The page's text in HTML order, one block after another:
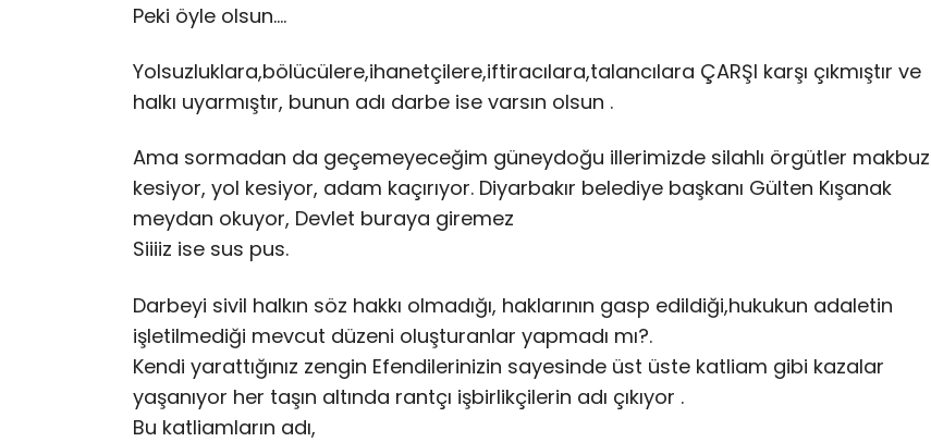
Peki öyle olsun….
Yolsuzluklara,bölücülere,ihanetçilere,iftiracılara,talancılara ÇARŞI karşı çıkmıştır ve
halkı uyarmıştır, bunun adı darbe ise varsın olsun .
Ama sormadan da geçemeyeceğim güneydoğu illerimizde silahlı örgütler makbuz
kesiyor, yol kesiyor, adam kaçırıyor. Diyarbakır belediye başkanı Gülten Kışanak
meydan okuyor, Devlet buraya giremez
Siiiiz ise sus pus.
Darbeyi sivil halkın söz hakkı olmadığı, haklarının gasp edildiği,hukukun adaletin
işletilmediği mevcut düzeni oluşturanlar yapmadı mı?.
Kendi yarattığınız zengin Efendilerinizin sayesinde üst üste katliam gibi kazalar
yaşanıyor her taşın altında rantçı işbirlikçilerin adı çıkıyor .
Bu katliamların adı,